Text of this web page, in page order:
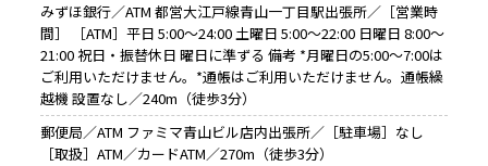
みずほ銀行／ATM 都営大江戸線青山一丁目駅出張所／［営業時
間］ ［ATM］平日 5:00～24:00 土曜日 5:00～22:00 日曜日 8:00～
21:00 祝日・振替休日 曜日に準ずる 備考 *月曜日の5:00～7:00は
ご利用いただけません。*通帳はご利用いただけません。通帳繰
越機 設置なし／240m（徒歩3分）
郵便局／ATM ファミマ青山ビル店内出張所／［駐車場］なし
［取扱］ATM／カードATM／270m（徒歩3分）